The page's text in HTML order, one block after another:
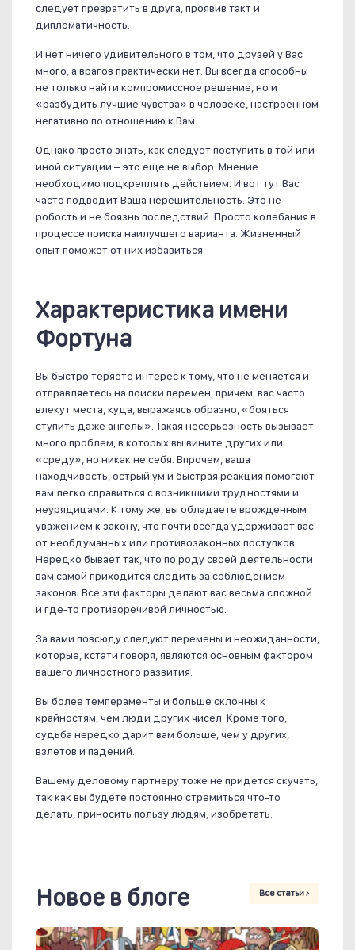
следует превратить в друга, проявив такт и
дипломатичность.
И нет ничего удивительного в том, что друзей у Вас
много, а врагов практически нет. Вы всегда способны
не только найти компромиссное решение, но и
«разбудить лучшие чувства» в человеке, настроенном
негативно по отношению к Вам.
Однако просто знать, как следует поступить в той или
иной ситуации – это еще не выбор. Мнение
необходимо подкреплять действием. И вот тут Вас
часто подводит Ваша нерешительность. Это не
робость и не боязнь последствий. Просто колебания в
процессе поиска наилучшего варианта. Жизненный
опыт поможет от них избавиться.
Характеристика имени
Фортуна
Вы быстро теряете интерес к тому, что не меняется и
отправляетесь на поиски перемен, причем, вас часто
влекут места, куда, выражаясь образно, «бояться
ступить даже ангелы». Такая несерьезность вызывает
много проблем, в которых вы вините других или
«среду», но никак не себя. Впрочем, ваша
находчивость, острый ум и быстрая реакция помогают
вам легко справиться с возникшими трудностями и
неурядицами. К тому же, вы обладаете врожденным
уважением к закону, что почти всегда удерживает вас
от необдуманных или противозаконных поступков.
Нередко бывает так, что по роду своей деятельности
вам самой приходится следить за соблюдением
законов. Все эти факторы делают вас весьма сложной
и где-то противоречивой личностью.
За вами повсюду следуют перемены и неожиданности,
которые, кстати говоря, являются основным фактором
вашего личностного развития.
Вы более темпераменты и больше склонны к
крайностям, чем люди других чисел. Кроме того,
судьба нередко дарит вам больше, чем у других,
взлетов и падений.
Вашему деловому партнеру тоже не придется скучать,
так как вы будете постоянно стремиться что-то
делать, приносить пользу людям, изобретать.
Новое в блоге Все статьи